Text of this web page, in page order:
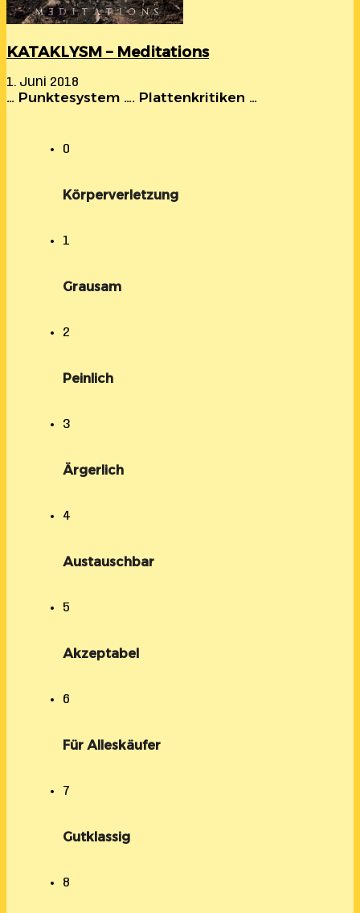
KATAKLYSM – Meditations
1. Juni 2018
… Punktesystem …. Plattenkritiken …
0
Körperverletzung
1
Grausam
2
Peinlich
3
Ärgerlich
4
Austauschbar
5
Akzeptabel
6
Für Alleskäufer
7
Gutklassig
8